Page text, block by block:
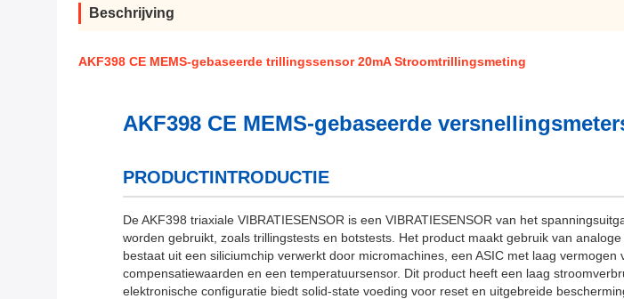
Beschrijving
AKF398 CE MEMS-gebaseerde trillingssensor 20mA Stroomtrillingsmeting
AKF398 CE MEMS-gebaseerde
PRODUCTINTRODUCTIE
De AKF398 triaxiale VIBRATIESENSOR is een VIBRATIESENSOR van het
worden gebruikt, zoals trillingstests en botstests. Het product maakt gebruik van
bestaat uit een siliciumchip verwerkt door micromachines, een ASIC met laag
compensatiewaarden en een temperatuursensor. Dit product heeft een laag
elektronische configuratie biedt solid-state voeding voor reset en uitgebreide